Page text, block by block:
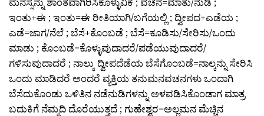
ಇಂತು+ಈ ; ಇಂತು=ಈ ರೀತಿಯಾಗಿ/ಬಗೆಯಲ್ಲಿ ; ದ್ವೀಪದ+ಎಡೆಯ ;
ಎಡೆ=ಜಾಗ/ನೆಲೆ ; ಬೆಸೆ+ಕೊಂಬಡೆ ; ಬೆಸೆ=ಕೂಡಿಸು/ಸೇರಿಸು/ಒಂದು
ಮಾಡು ; ಕೊಂಬಡೆ=ಕೊಳ್ಳುವುದಾದರೆ/ಪಡೆಯುವುದಾದರೆ/
ಗಳಿಸುವುದಾದರೆ ; ನಾಲ್ಕು ದ್ವೀಪದೆಡೆಯ ಬೆಸೆಗೊಂಬಡೆ=ನಾಲ್ಕನ್ನು ಸೇರಿಸಿ
ಒಂದು ಮಾಡಿದರೆ ಅಂದರೆ ವ್ಯಕ್ತಿಯ ತನುಮನವಚನಗಳು ಒಂದಾಗಿ
ಬೆಸೆದುಕೊಂಡು ಒಳಿತಿನ ನಡೆನುಡಿಗಳನ್ನು ಅಳವಡಿಸಿಕೊಂಡಾಗ ಮಾತ್ರ
ಬದುಕಿಗೆ ನೆಮ್ಮದಿ ದೊರೆಯುತ್ತದೆ ; ಗುಹೇಶ್ವರ=ಅಲ್ಲಮನ ಮೆಚ್ಚಿನ